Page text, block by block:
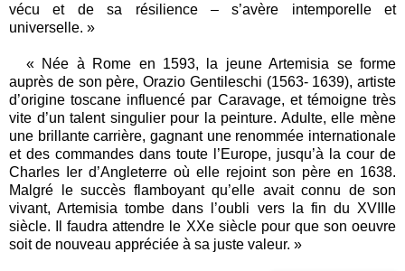
vécu et de sa résilience – s’avère intemporelle et
universelle. »
« Née à Rome en 1593, la jeune Artemisia se forme
auprès de son père, Orazio Gentileschi (1563- 1639), artiste
d’origine toscane influencé par Caravage, et témoigne très
vite d’un talent singulier pour la peinture. Adulte, elle mène
une brillante carrière, gagnant une renommée internationale
et des commandes dans toute l’Europe, jusqu’à la cour de
Charles Ier d’Angleterre où elle rejoint son père en 1638.
Malgré le succès flamboyant qu’elle avait connu de son
vivant, Artemisia tombe dans l’oubli vers la fin du XVIIIe
siècle. Il faudra attendre le XXe siècle pour que son oeuvre
soit de nouveau appréciée à sa juste valeur. »